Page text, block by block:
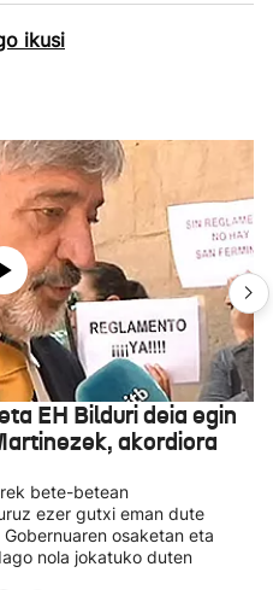
ikusi
EH Bilduri deia egin
akordiora
bete-betean
ezer gutxi eman dute
osaketan eta
nola jokatuko duten